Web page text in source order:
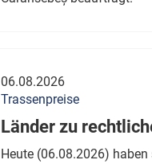
06.08.2026
Trassenpreise
Länder zu
Heute (06.08.2026)